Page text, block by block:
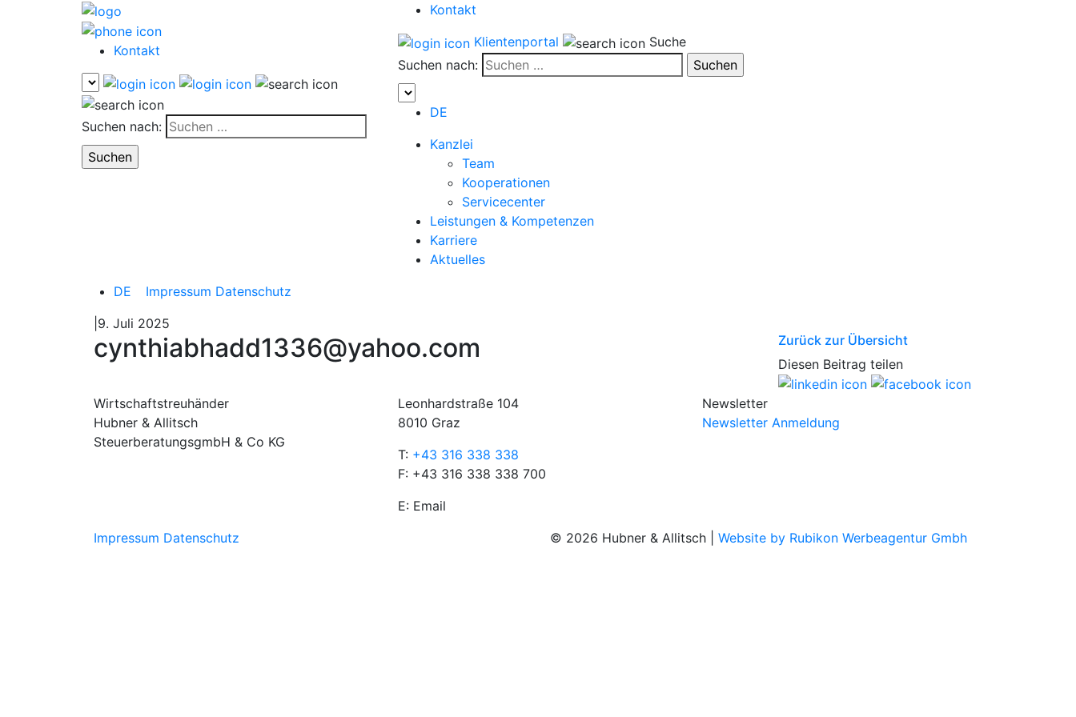
Kontakt
Suchen nach:
Kontakt
Klientenportal
Suche
Suchen nach:
DE
Kanzlei
Team
Kooperationen
Servicecenter
Leistungen & Kompetenzen
Karriere
Aktuelles
DE
Impressum Datenschutz
|9. Juli 2025
cynthiabhadd1336@yahoo.com
Zurück zur Übersicht
Diesen Beitrag teilen
Wirtschaftstreuhänder
Hubner & Allitsch
SteuerberatungsgmbH & Co KG
Leonhardstraße 104
8010 Graz
T: +43 316 338 338
F: +43 316 338 338 700
E: Email
Newsletter
Newsletter Anmeldung
Impressum Datenschutz © 2026 Hubner & Allitsch | Website by Rubikon Werbeagentur Gmbh